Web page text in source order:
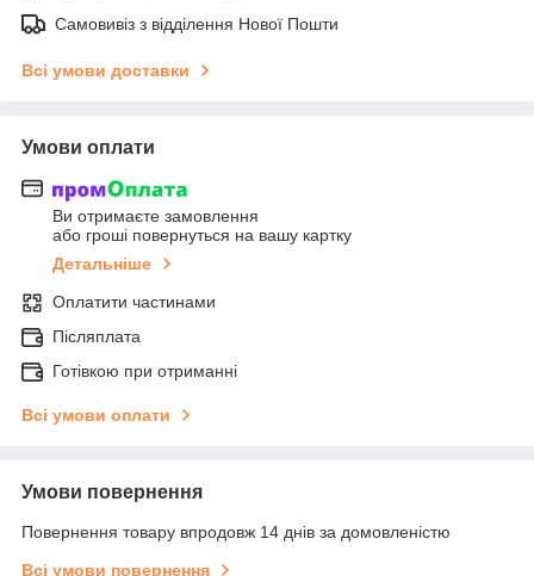
Самовивіз з відділення Нової Пошти
Всі умови доставки
Умови оплати
Ви отримаєте замовлення
або гроші повернуться на вашу картку
Детальніше
Оплатити частинами
Післяплата
Готівкою при отриманні
Всі умови оплати
Умови повернення
Повернення товару впродовж 14 днів за домовленістю
Всі умови повернення